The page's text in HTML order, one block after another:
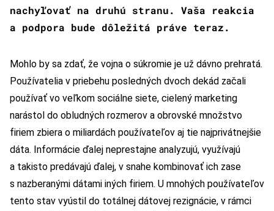
nachyľovať na druhú stranu. Vaša reakcia
a podpora bude dôležitá práve teraz.
Mohlo by sa zdať, že vojna o súkromie je už dávno prehratá.
Používatelia v priebehu posledných dvoch dekád začali
používať vo veľkom sociálne siete, cielený marketing
narástol do obludných rozmerov a obrovské množstvo
firiem zbiera o miliardách používateľov aj tie najprivátnejšie
dáta. Informácie ďalej neprestajne analyzujú, využívajú
a takisto predávajú ďalej, v snahe kombinovať ich zase
s nazberanými dátami iných firiem. U mnohých používateľov
tento stav vyústil do totálnej dátovej rezignácie, v rámci